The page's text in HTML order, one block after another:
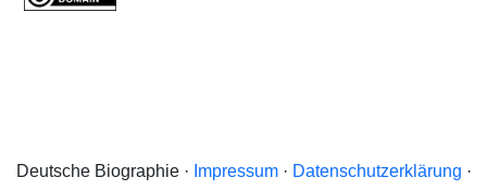
Deutsche Biographie · Impressum· Datenschutzerklärung ·